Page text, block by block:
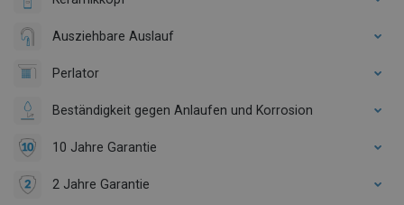
Ausziehbare Auslauf
Perlator
Beständigkeit gegen Anlaufen und Korrosion
10 Jahre Garantie
2 Jahre Garantie